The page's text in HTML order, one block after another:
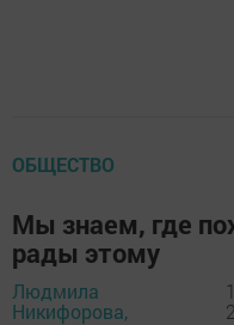
ОБЩЕСТВО
Мы знаем, где
рады этому
Людмила
Никифорова,